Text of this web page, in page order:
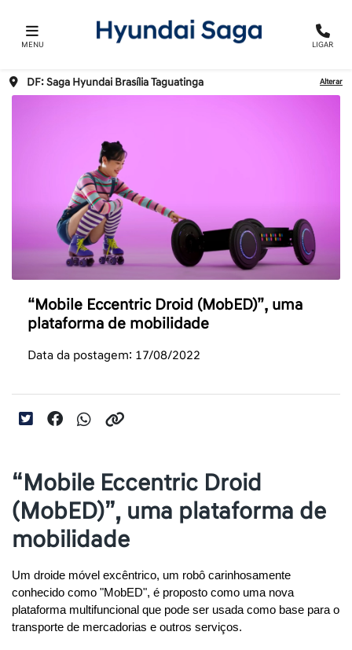
MENU LIGAR
DF: Saga Hyundai Brasília Taguatinga Alterar
“Mobile Eccentric Droid (MobED)”, uma
plataforma de mobilidade
Data da postagem: 17/08/2022
“Mobile Eccentric Droid
(MobED)”, uma plataforma de
mobilidade
Um droide móvel excêntrico, um robô carinhosamente
conhecido como "MobED", é proposto como uma nova
plataforma multifuncional que pode ser usada como base para o
transporte de mercadorias e outros serviços.